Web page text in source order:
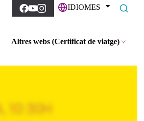
IDIOMES
Altres webs (Certificat de viatge)